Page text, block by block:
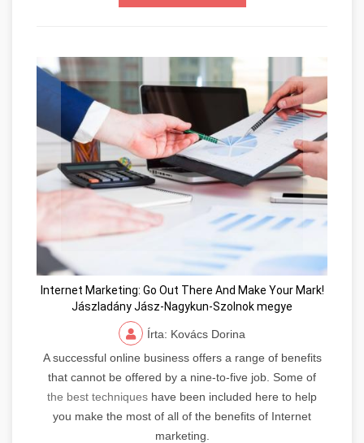
Internet Marketing: Go Out There And Make Your Mark!
Jászladány Jász-Nagykun-Szolnok megye
Írta: Kovács Dorina
A successful online business offers a range of benefits
that cannot be offered by a nine-to-five job. Some of
the best techniques have been included here to help
you make the most of all of the benefits of Internet
marketing.